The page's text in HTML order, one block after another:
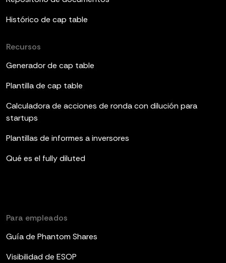
Histórico de cap table
Recursos
Generador de cap table
Plantilla de cap table
Calculadora de acciones de ronda con dilución para
startups
Plantillas de informes a inversores
Qué es el fully diluted
Para empleados
Guía de Phantom Shares
Visibilidad de ESOP